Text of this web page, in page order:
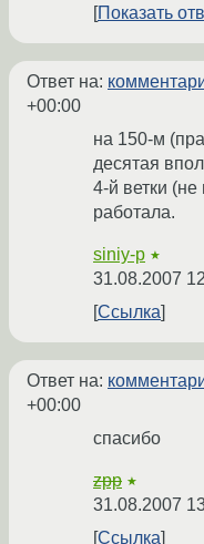
Показать
Ответ на:
+00:00
на 150-м
десятая
4-й ветки
работала.
siniy-p ★
31.08.2007
Ссылка
Ответ на:
+00:00
спасибо
zpp ★
31.08.2007
Ссылка